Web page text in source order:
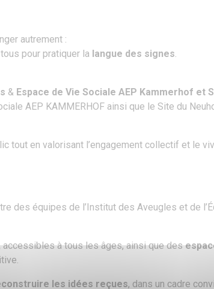
autrement :
pour pratiquer la langue des signes.
& Espace de Vie Sociale AEP Kammerhof et
AEP KAMMERHOF ainsi que le Site du
tout en valorisant l’engagement collectif et le
des équipes de l’Institut des Aveugles et de
à tous les âges, ainsi que des
les idées reçues, dans un cadre